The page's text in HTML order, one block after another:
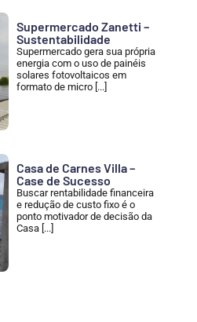
Supermercado Zanetti –
Sustentabilidade
Supermercado gera sua própria
energia com o uso de painéis
solares fotovoltaicos em
formato de micro [...]
Casa de Carnes Villa –
Case de Sucesso
Buscar rentabilidade financeira
e redução de custo fixo é o
ponto motivador de decisão da
Casa [...]